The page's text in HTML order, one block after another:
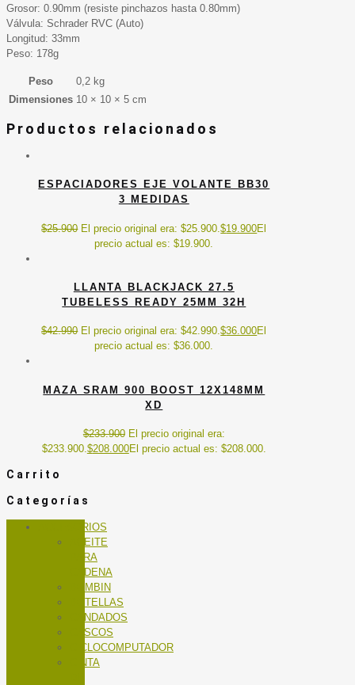
Grosor: 0.90mm (resiste pinchazos hasta 0.80mm)
Válvula: Schrader RVC (Auto)
Longitud: 33mm
Peso: 178g
Peso
0,2 kg
Dimensiones 10 × 10 × 5 cm
Productos relacionados
ESPACIADORES EJE VOLANTE BB30
3 MEDIDAS
$25.900 El precio original era: $25.900.$19.900El
precio actual es: $19.900.
LLANTA BLACKJACK 27.5
TUBELESS READY 25MM 32H
$42.990 El precio original era: $42.990.$36.000El
precio actual es: $36.000.
MAZA SRAM 900 BOOST 12X148MM
XD
$233.900 El precio original era:
$233.900. $208.000El precio actual es: $208.000.
Carrito
Categorías
ACCESORIOS
ACEITE
PARA
CADENA
BOMBIN
BOTELLAS
CANDADOS
CASCOS
CICLOCOMPUTADOR
CINTA